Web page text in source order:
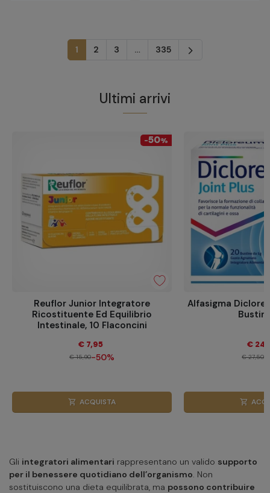
1 2 3 … 335 arrow_forward_ios
Ultimi arrivi
-50%
Reuflor Junior Integratore
Ricostituente Ed Equilibrio
Intestinale, 10 Flaconcini
€ 7,95
€ 15,90-50%
shopping_cart ACQUISTA
Alfasigma
€
€ 27,50
shopping_cart
Gli integratori alimentari rappresentano un valido supporto
per il benessere quotidiano dell’organismo. Non
sostituiscono una dieta equilibrata, ma possono contribuire